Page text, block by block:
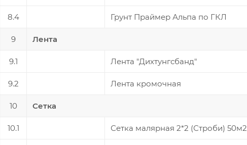
8.4 Грунт Праймер Альпа по ГКЛ
9 Лента
9.1 Лента "Дихтунгсбанд"
9.2 Лента кромочная
10 Сетка
10.1 Сетка малярная 2*2 (Строби) 50м2